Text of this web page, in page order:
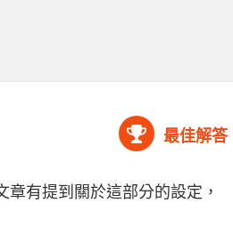
最佳解答
有提到關於這部分的設定，